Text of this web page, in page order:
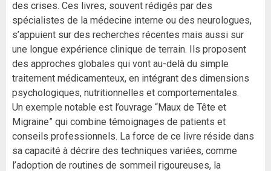
des crises. Ces livres, souvent rédigés par des
spécialistes de la médecine interne ou des neurologues,
s’appuient sur des recherches récentes mais aussi sur
une longue expérience clinique de terrain. Ils proposent
des approches globales qui vont au-delà du simple
traitement médicamenteux, en intégrant des dimensions
psychologiques, nutritionnelles et comportementales.
Un exemple notable est l’ouvrage “Maux de Tête et
Migraine” qui combine témoignages de patients et
conseils professionnels. La force de ce livre réside dans
sa capacité à décrire des techniques variées, comme
l’adoption de routines de sommeil rigoureuses, la